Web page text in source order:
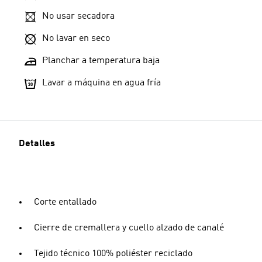
No usar secadora
No lavar en seco
Planchar a temperatura baja
Lavar a máquina en agua fría
Detalles
Corte entallado
Cierre de cremallera y cuello alzado de canalé
Tejido técnico 100% poliéster reciclado